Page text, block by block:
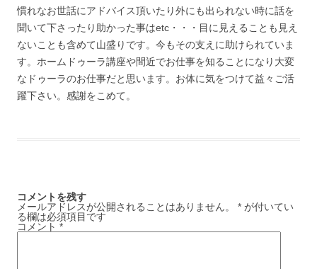
慣れなお世話にアドバイス頂いたり外にも出られない時に話を
聞いて下さったり助かった事はetc・・・ 目に見えることも見え
ないことも含めて山盛りです。 今もその支えに助けられていま
す。 ホームドゥーラ講座や間近でお仕事を知ることになり大変
なドゥーラのお仕事だと思います。お体に気をつけて益々ご活
躍下さい。 感謝をこめて。
コメントを残す
メールアドレスが公開されることはありません。
* が付いてい
る欄は必須項目です
コメント *